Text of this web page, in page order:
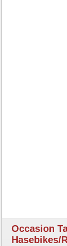
Occasion
Hasebikes/